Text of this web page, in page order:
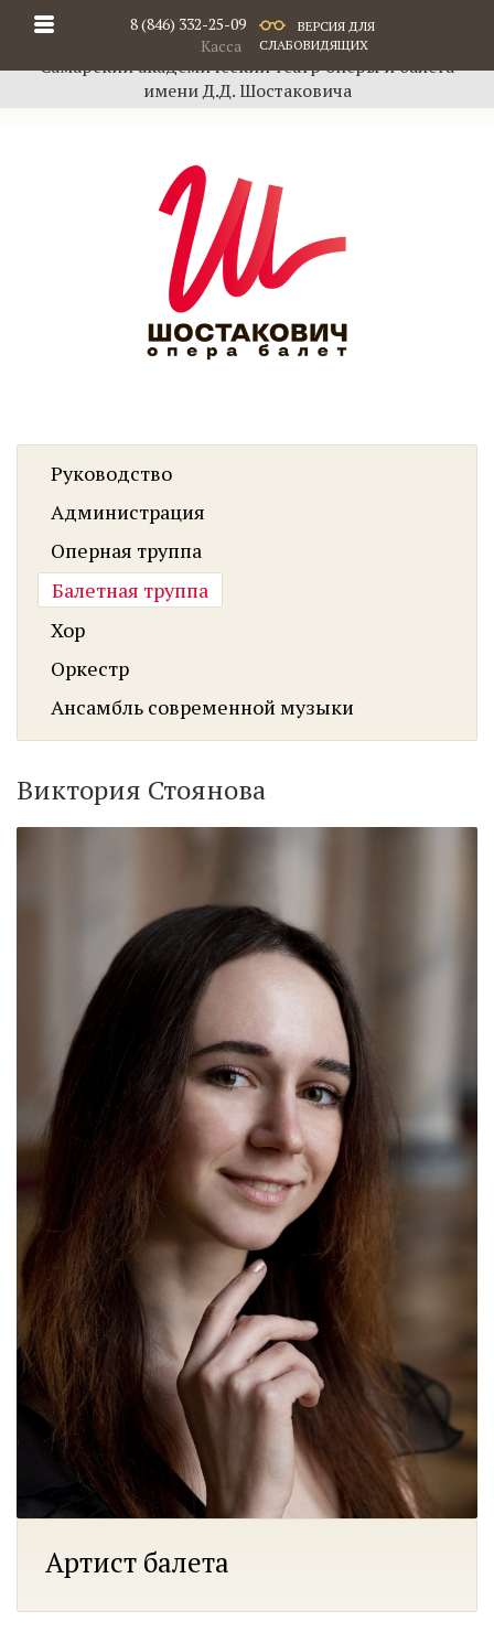
8 (846) 332-25-09
Касса
ВЕРСИЯ ДЛЯ
СЛАБОВИДЯЩИХ
Самарский академический театр оперы и балета
имени Д.Д. Шостаковича
Руководство
Администрация
Оперная труппа
Балетная труппа
Хор
Оркестр
Ансамбль современной музыки
Виктория Стоянова
Артист балета